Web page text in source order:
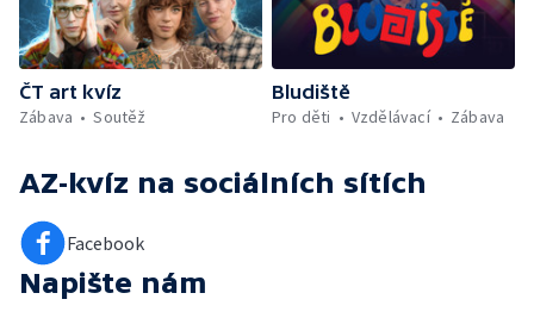
ČT art kvíz
Zábava
Soutěž
Bludiště
Pro děti
Vzdělávací Zábava
AZ-kvíz na sociálních sítích
Facebook
Napište nám